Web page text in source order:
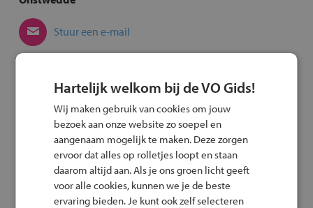
Stuur een e-mail
Route per fiets
Route met het OV
Hartelijk welkom bij de VO Gids!
Wij maken gebruik van cookies om jouw
bezoek aan onze website zo soepel en
aangenaam mogelijk te maken. Deze zorgen
ervoor dat alles op rolletjes loopt en staan
daarom altijd aan. Als je ons groen licht geeft
voor alle cookies, kunnen we je de beste
ervaring bieden. Je kunt ook zelf selecteren